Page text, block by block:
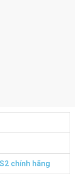
chính hãng